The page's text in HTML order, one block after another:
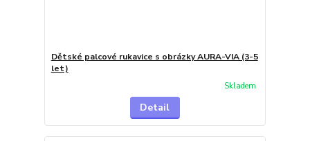
Dětské palcové rukavice s obrázky AURA-VIA (3-5
let)
Skladem
Detail